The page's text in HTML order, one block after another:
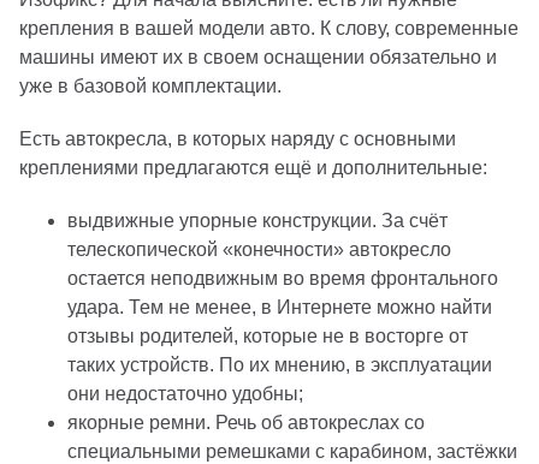
крепления в вашей модели авто. К слову, современные
машины имеют их в своем оснащении обязательно и
уже в базовой комплектации.
Есть автокресла, в которых наряду с основными
креплениями предлагаются ещё и дополнительные:
выдвижные упорные конструкции. За счёт
телескопической «конечности» автокресло
остается неподвижным во время фронтального
удара. Тем не менее, в Интернете можно найти
отзывы родителей, которые не в восторге от
таких устройств. По их мнению, в эксплуатации
они недостаточно удобны;
якорные ремни. Речь об автокреслах со
специальными ремешками с карабином, застёжки